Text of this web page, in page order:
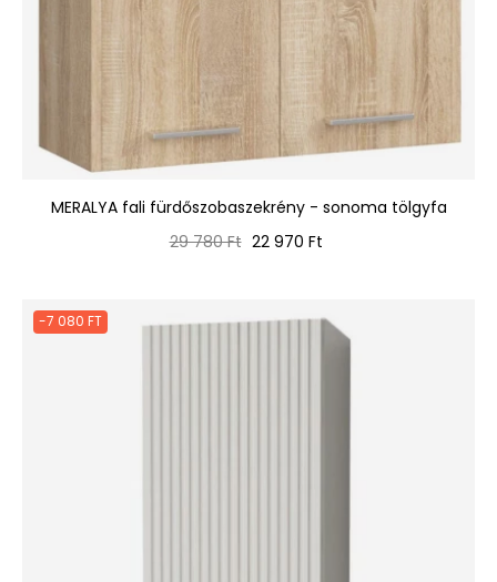
MERALYA fali fürdőszobaszekrény - sonoma tölgyfa
Normál
29 780 Ft Ár
22 970 Ft
-7 080 FT